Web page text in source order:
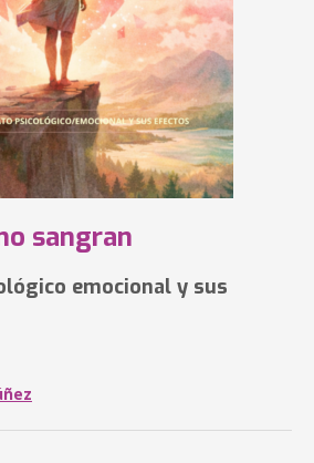
sangran
emocional y sus